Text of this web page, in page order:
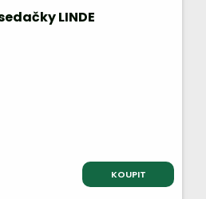
LINDE
KOUPIT